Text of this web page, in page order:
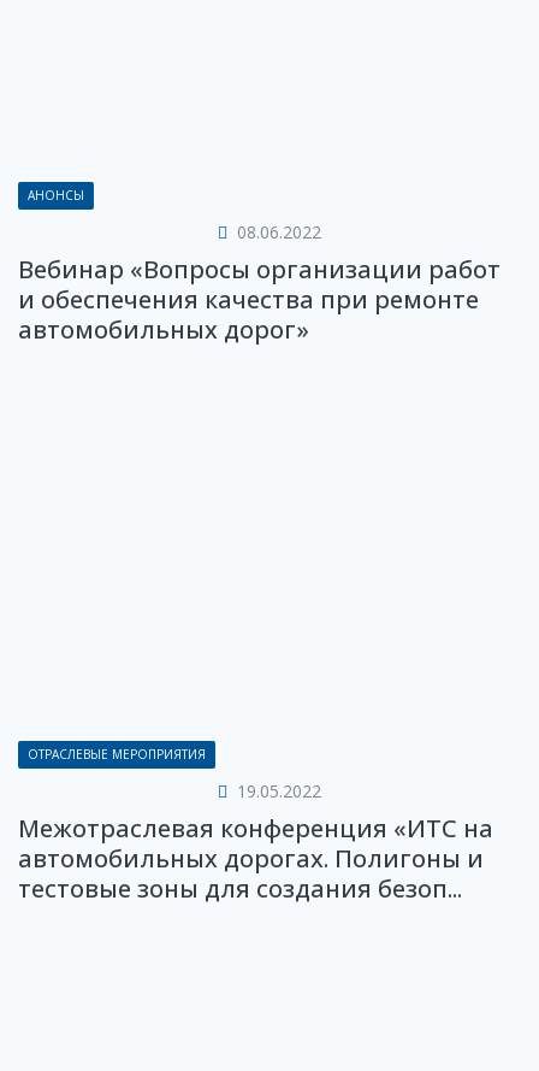
АНОНСЫ
08.06.2022
Вебинар «Вопросы организации работ
и обеспечения качества при ремонте
автомобильных дорог»
ОТРАСЛЕВЫЕ МЕРОПРИЯТИЯ
19.05.2022
Межотраслевая конференция «ИТС на
автомобильных дорогах. Полигоны и
тестовые зоны для создания безоп...